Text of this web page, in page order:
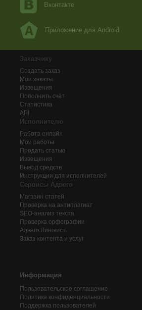
Вконтакте
Приложение для Android
Заказчику
Создать заказ
Мои заказы
Извещения
Пополнить счёт
Статистика
API
Исполнителю
Работа онлайн
Мои работы
Продать статью
Извещения
Вывод средств
Инструкции для исполнителей
Сервисы Адвего
Магазин статей
Проверка на антиплагиат
SEO-анализ текста
Проверка орфографии
Адвего Лингвист
Заказ контента и услуг
Информация
Пользовательское соглашение
Политика конфиденциальности
Поддержка пользователей